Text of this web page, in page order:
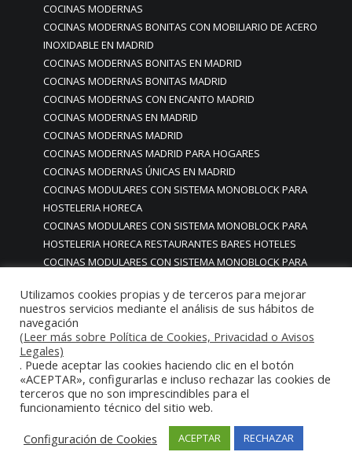
COCINAS MODERNAS
COCINAS MODERNAS BONITAS CON MOBILIARIO DE ACERO
INOXIDABLE EN MADRID
COCINAS MODERNAS BONITAS EN MADRID
COCINAS MODERNAS BONITAS MADRID
COCINAS MODERNAS CON ENCANTO MADRID
COCINAS MODERNAS EN MADRID
COCINAS MODERNAS MADRID
COCINAS MODERNAS MADRID PARA HOGARES
COCINAS MODERNAS ÚNICAS EN MADRID
COCINAS MODULARES CON SISTEMA MONOBLOCK PARA
HOSTELERIA HORECA
COCINAS MODULARES CON SISTEMA MONOBLOCK PARA
HOSTELERIA HORECA RESTAURANTES BARES HOTELES
COCINAS MODULARES CON SISTEMA MONOBLOCK PARA
COMEDORES
Cocinas modulares industriales
Cocinas modulares monoblock de lujo
Cocinas modulares monoblock de lujo premium gourmet
estrella Michelin
COCINAS MODULARES PARA HOSTELERÍA
Cocinas modulos integrados para cocinas profesionales
COCINAS MONOBLOC MONOBLOCK
cocinas monobloc restaurantes madrid
Utilizamos cookies propias y de terceros para mejorar
nuestros servicios mediante el análisis de sus hábitos de
navegación
(Leer más sobre Política de Cookies, Privacidad o Avisos
Legales)
. Puede aceptar las cookies haciendo clic en el botón
«ACEPTAR», configurarlas e incluso rechazar las cookies de
terceros que no son imprescindibles para el
funcionamiento técnico del sitio web.
Configuración de Cookies
ACEPTAR RECHAZAR